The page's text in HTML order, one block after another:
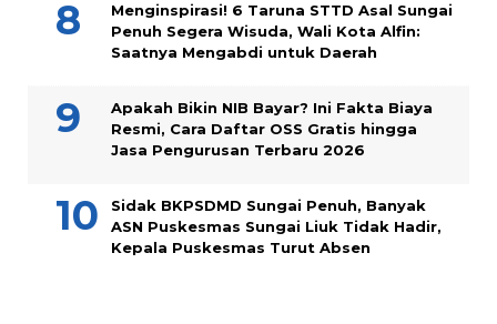
Menginspirasi! 6 Taruna STTD Asal Sungai
Penuh Segera Wisuda, Wali Kota Alfin:
Saatnya Mengabdi untuk Daerah
Apakah Bikin NIB Bayar? Ini Fakta Biaya
Resmi, Cara Daftar OSS Gratis hingga
Jasa Pengurusan Terbaru 2026
Sidak BKPSDMD Sungai Penuh, Banyak
ASN Puskesmas Sungai Liuk Tidak Hadir,
Kepala Puskesmas Turut Absen